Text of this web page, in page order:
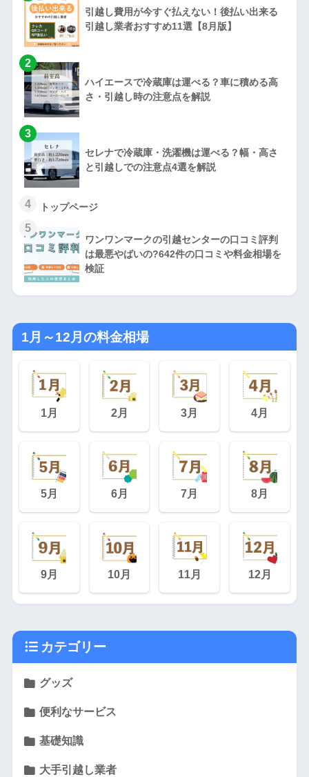
引越し費用が今すぐ払えない！後払い出来る
引越し業者おすすめ11選【8月版】
2
ハイエースで冷蔵庫は運べる？車に積める高
さ・引越し時の注意点を解説
3
セレナで冷蔵庫・洗濯機は運べる？幅・高さ
と引越しでの注意点4選を解説
4 トップページ
5
ワンワンマークの引越センターの口コミ評判
は最悪やばいの?642件の口コミや料金相場を
検証
1月～12月の料金相場
1月 2月 3月 4月
5月 6月 7月 8月
9月 10月 11月 12月
カテゴリー
グッズ
便利なサービス
基礎知識
大手引越し業者